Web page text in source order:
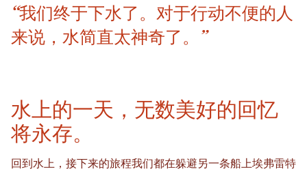
“我们终于下水了。对于行动不便的人
来说，水简直太神奇了。”
水上的一天，无数美好的回忆
将永存。
回到水上，接下来的旅程我们都在躲避另一条船上埃弗雷特